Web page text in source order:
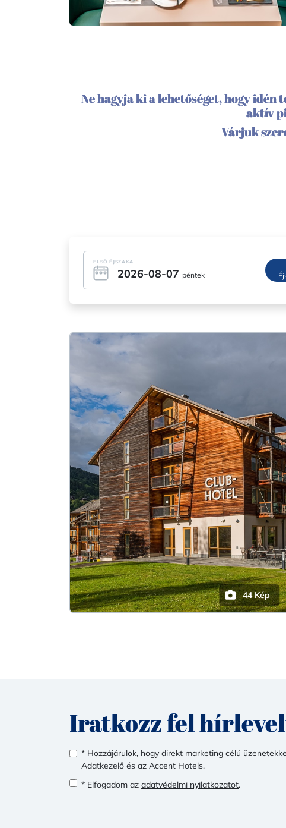
Ne hagyja ki a lehetőséget, hogy
aktív
Várjuk
ELSŐ ÉJSZAKA
2026-08-07 péntek
44 Kép
Iratkozz fel
* Hozzájárulok, hogy direkt marketing célú
Adatkezelő és az Accent Hotels.
* Elfogadom az adatvédelmi nyilatkozatot.